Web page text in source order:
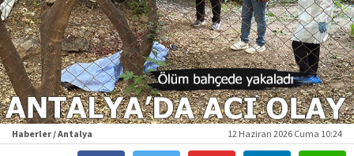
Haberler / Antalya 12 Haziran 2026 Cuma 10:24